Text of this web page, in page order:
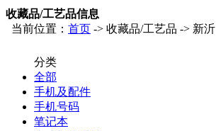
收藏品/工艺品信息
当前位置： 首页 -> 收藏品/工艺品 -> 新沂
分类
全部
手机及配件
手机号码
笔记本